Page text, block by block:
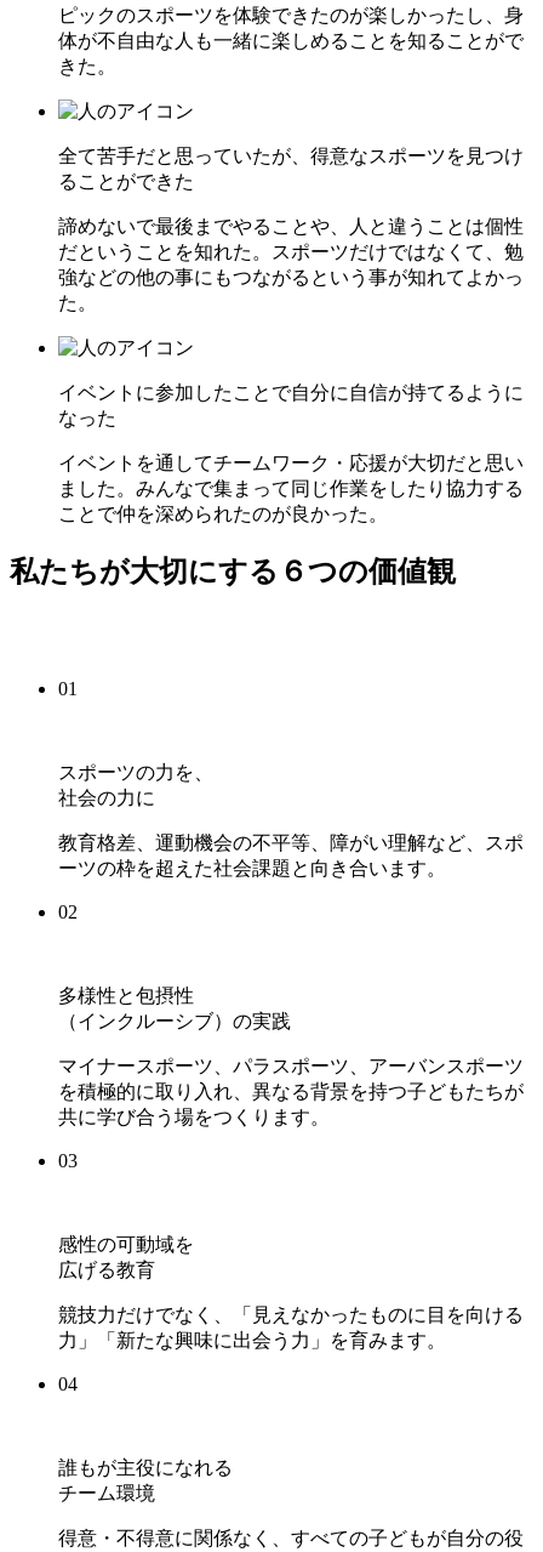
ピックのスポーツを体験できたのが楽しかったし、身
体が不自由な人も一緒に楽しめることを知ることがで
きた 。
全て苦手だと思っていたが、得意なスポーツを見つけ
ることができた
諦めないで最後までやることや、人と違うことは個性
だということを知れた。スポーツだけではなくて、勉
強などの他の事にもつながるという事が知れてよかっ
た 。
イベントに参加したことで自分に自信が持てるように
なった
イベントを通してチームワーク・応援が大切だと思い
ました。みんなで集まって同じ作業をしたり協力する
ことで仲を深められたのが良かった 。
私たちが大切にする６つの価値観
01
スポーツの力を、
社会の力に
教育格差、運動機会の不平等、障がい理解など、スポ
ーツの枠を超えた社会課題と向き合います。
02
多様性と包摂性
（インクルーシブ）の実践
マイナースポーツ、パラスポーツ、アーバンスポーツ
を積極的に取り入れ、異なる背景を持つ子どもたちが
共に学び合う場をつくります。
03
感性の可動域を
広げる教育
競技力だけでなく、「見えなかったものに目を向ける
力」「新たな興味に出会う力」を育みます。
04
誰もが主役になれる
チーム環境
得意・不得意に関係なく、すべての子どもが自分の役